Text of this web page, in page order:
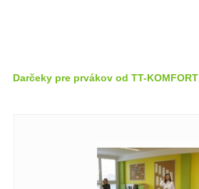
Darčeky pre prvákov od TT-KOMFORT